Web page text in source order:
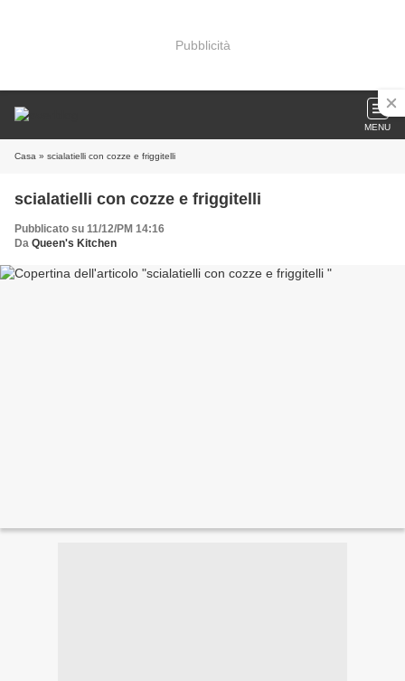
Pubblicità
MENU
Casa » scialatielli con cozze e friggitelli
scialatielli con cozze e friggitelli
Pubblicato su 11/12/PM 14:16
Da Queen's Kitchen